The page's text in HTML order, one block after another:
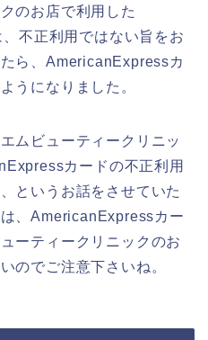
のお店で利用した
不正利用ではない旨をお
ら、AmericanExpressカ
うになりました。
ムビューティークリニッ
カードの不正利用
というお話をさせていた
、AmericanExpressカー
ーティークリニックのお
のでご注意下さいね。